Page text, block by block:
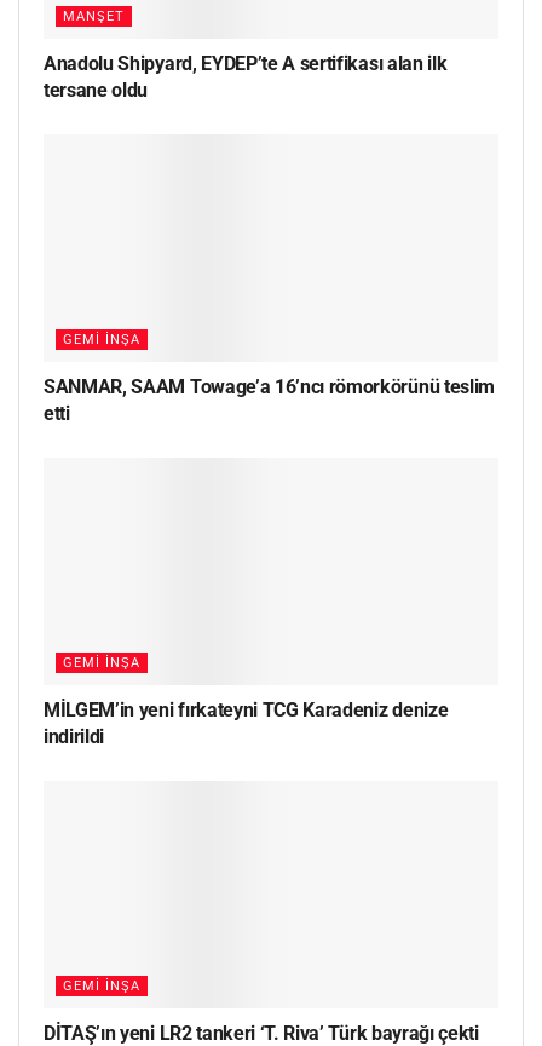
MANŞET
Anadolu Shipyard, EYDEP’te A sertifikası alan ilk
tersane oldu
GEMI İNŞA
SANMAR, SAAM Towage’a 16’ncı römorkörünü teslim
etti
GEMI İNŞA
MİLGEM’in yeni fırkateyni TCG Karadeniz denize
indirildi
GEMI İNŞA
DİTAŞ’ın yeni LR2 tankeri ‘T. Riva’ Türk bayrağı çekti